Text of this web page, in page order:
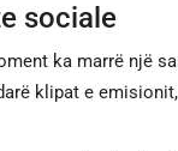
sociale
ka marrë një
klipat e